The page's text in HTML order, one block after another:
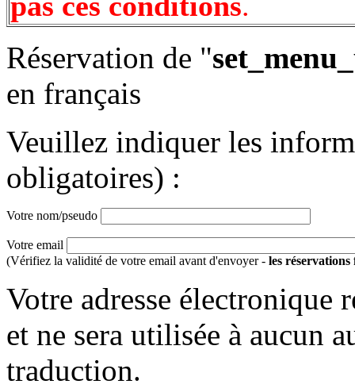
Réservation de "
en français
Veuillez indiquer les
obligatoires) :
Votre nom/pseudo
Votre email
(Vérifiez la validité de votre email avant d'envoyer - les réservations
Votre adresse électronique
et ne sera utilisée à aucun
traduction.